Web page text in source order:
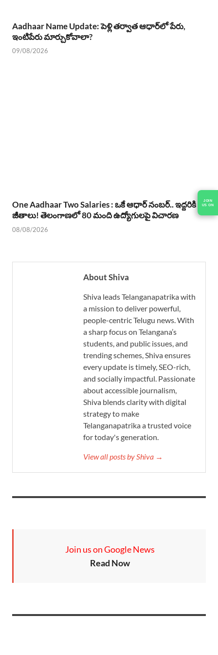
JOIN
US ON
Aadhaar Name Update: పెళ్లి తర్వాత ఆధార్‌లో పేరు,
ఇంటిపేరు మార్చుకోవాలా?
09/08/2026
One Aadhaar Two Salaries : ఒకే ఆధార్ నంబర్.. ఇద్దరికి
జీతాలు! తెలంగాణలో 80 మంది ఉద్యోగులపై విచారణ
08/08/2026
About Shiva
Shiva leads Telanganapatrika with
a mission to deliver powerful,
people-centric Telugu news. With
a sharp focus on Telangana’s
students, and public issues, and
trending schemes, Shiva ensures
every update is timely, SEO-rich,
and socially impactful. Passionate
about accessible journalism,
Shiva blends clarity with digital
strategy to make
Telanganapatrika a trusted voice
for today's generation.
View all posts by Shiva →
Join us on Google News
Read Now